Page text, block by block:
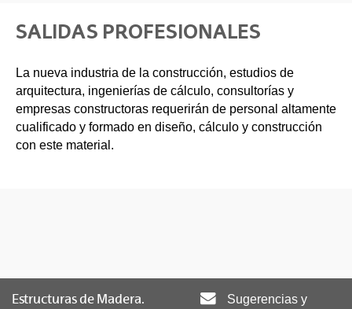
SALIDAS PROFESIONALES
La nueva industria de la construcción, estudios de
arquitectura, ingenierías de cálculo, consultorías y
empresas constructoras requerirán de personal altamente
cualificado y formado en diseño, cálculo y construcción
con este material.
Estructuras de Madera.
Sugerencias y